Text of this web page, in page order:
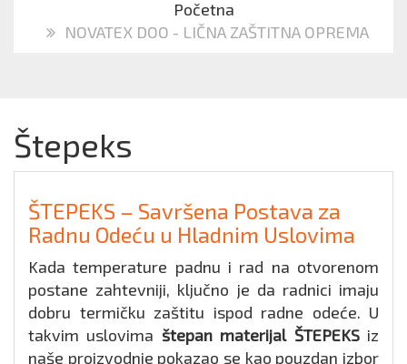
Početna
NOVATEX DOO - LIČNA ZAŠTITNA OPREMA
Štepeks
ŠTEPEKS – Savršena Postava za
Radnu Odeću u Hladnim Uslovima
Kada temperature padnu i rad na otvorenom
postane zahtevniji, ključno je da radnici imaju
dobru termičku zaštitu ispod radne odeće. U
takvim uslovima štepan materijal ŠTEPEKSiz
naše proizvodnje pokazao se kao pouzdan izbor